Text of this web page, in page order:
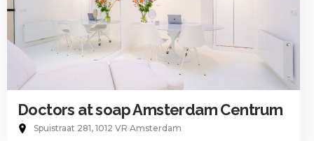
Doctors at soap Amsterdam Centrum
Spuistraat 281, 1012 VR Amsterdam